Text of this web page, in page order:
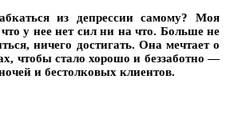
из депрессии самому? Моя
у нее нет сил ни на что. Больше не
ничего достигать. Она мечтает о
чтобы стало хорошо и беззаботно —
и бестолковых клиентов.